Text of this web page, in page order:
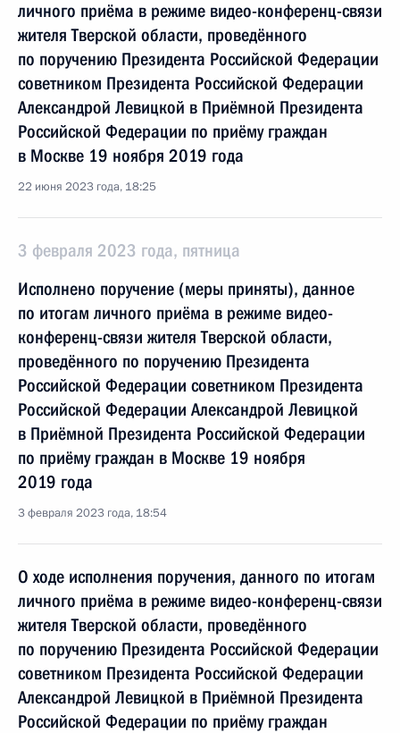
личного приёма в режиме видео-конференц-связи
жителя Тверской области, проведённого
по поручению Президента Российской Федерации
советником Президента Российской Федерации
Александрой Левицкой в Приёмной Президента
Российской Федерации по приёму граждан
в Москве 19 ноября 2019 года
22 июня 2023 года, 18:25
3 февраля 2023 года, пятница
Исполнено поручение (меры приняты), данное
по итогам личного приёма в режиме видео-
конференц-связи жителя Тверской области,
проведённого по поручению Президента
Российской Федерации советником Президента
Российской Федерации Александрой Левицкой
в Приёмной Президента Российской Федерации
по приёму граждан в Москве 19 ноября
2019 года
3 февраля 2023 года, 18:54
О ходе исполнения поручения, данного по итогам
личного приёма в режиме видео-конференц-связи
жителя Тверской области, проведённого
по поручению Президента Российской Федерации
советником Президента Российской Федерации
Александрой Левицкой в Приёмной Президента
Российской Федерации по приёму граждан